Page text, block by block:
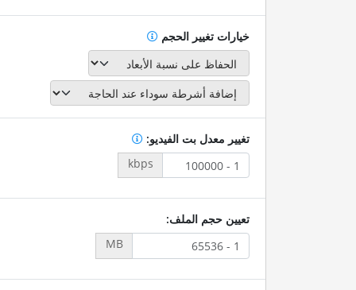
خيارات تغيير الحجم
تغيير معدل بت الفيديو:
kbps
تعيين حجم الملف:
MB